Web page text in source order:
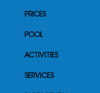
PRICES
POOL
ACTIVITIES
SERVICES